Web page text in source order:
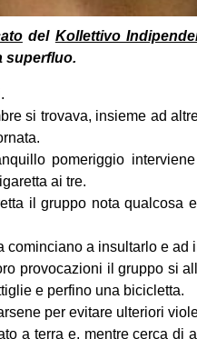
del Kollettivo
superfluo.
si trovava, insieme ad
pomeriggio
ai tre.
il gruppo nota qualcosa
cominciano a insultarlo e ad
provocazioni il gruppo si
e perfino una bicicletta.
per evitare ulteriori
a terra e, mentre cerca di